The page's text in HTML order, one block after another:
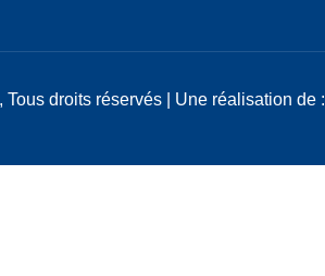
droits réservés | Une réalisation de :